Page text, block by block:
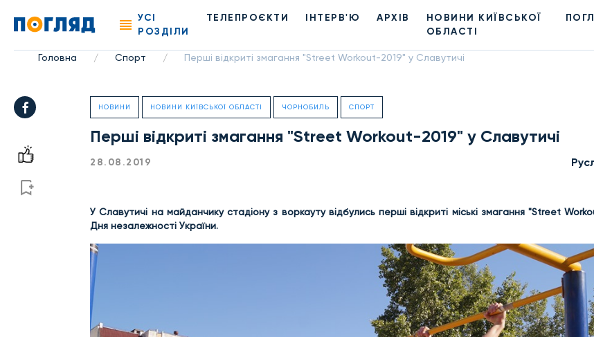
УСІ
РОЗДІЛИ
ТЕЛЕПРОЄКТИ ІНТЕРВ'Ю АРХІВ
НОВИНИ КИЇВСЬКОЇ
ОБЛАСТІ
Головна / Спорт / Перші відкриті змагання "Street Workout-2019" у Славутичі
НОВИНИ НОВИНИ КИЇВСЬКОЇ ОБЛАСТІ ЧОРНОБИЛЬ СПОРТ
Перші відкриті змагання "Street Workout-2019" у Славутичі
28.08.2019
У Славутичі на майданчику стадіону з воркауту відбулись перші відкриті міські змагання "Street
Дня незалежності України.